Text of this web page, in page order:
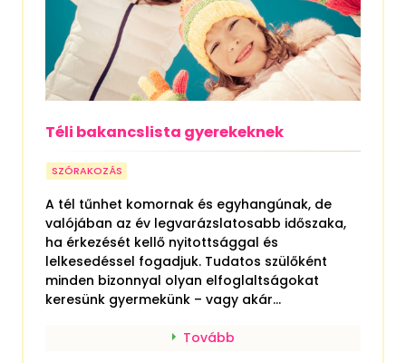
Téli bakancslista gyerekeknek
SZÓRAKOZÁS
A tél tűnhet komornak és egyhangúnak, de
valójában az év legvarázslatosabb időszaka,
ha érkezését kellő nyitottsággal és
lelkesedéssel fogadjuk. Tudatos szülőként
minden bizonnyal olyan elfoglaltságokat
keresünk gyermekünk – vagy akár...
Tovább